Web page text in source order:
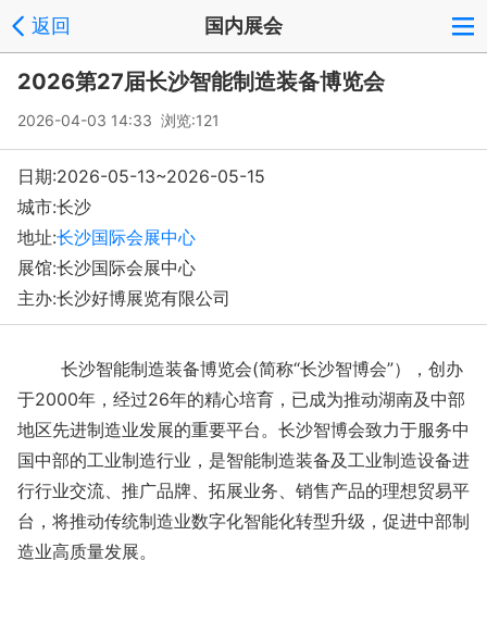
返回 国内展会
2026第27届长沙智能制造装备博览会
2026-04-03 14:33 浏览:121
日期:2026-05-13~2026-05-15
城市:长沙
地址:长沙国际会展中心
展馆:长沙国际会展中心
主办:长沙好博展览有限公司
长沙智能制造装备博览会(简称“长沙智博会”），创办
于2000年，经过26年的精心培育，已成为推动湖南及中部
地区先进制造业发展的重要平台。长沙智博会致力于服务中
国中部的工业制造行业，是智能制造装备及工业制造设备进
行行业交流、推广品牌、拓展业务、销售产品的理想贸易平
台，将推动传统制造业数字化智能化转型升级，促进中部制
造业高质量发展。